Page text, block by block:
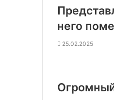
него
25.02.2025